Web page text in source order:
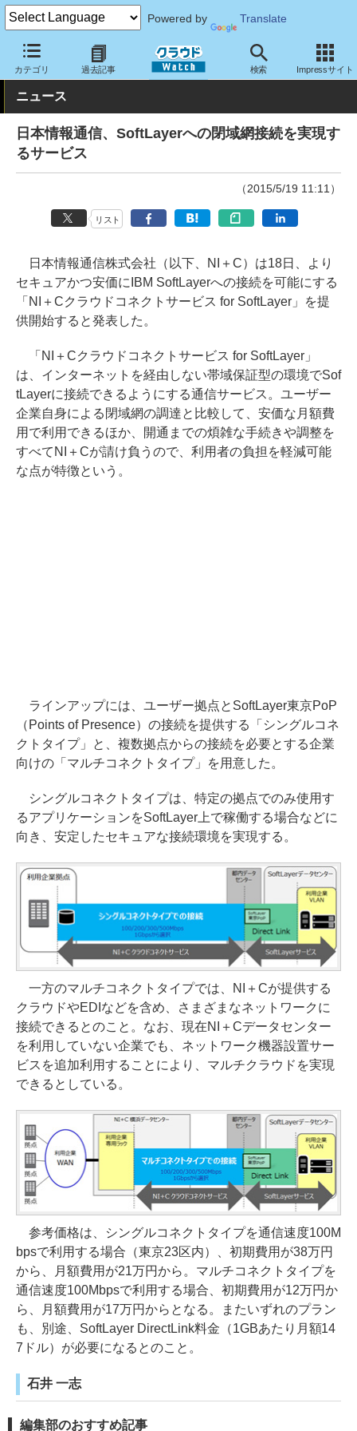
Powered by Translate
カテゴリ 過去記事 検索 Impressサイト
クラウド Watch ネットワーク 通信インフラ
ニュース
日本情報通信、SoftLayerへの閉域網接続を実現す
るサービス
（2015/5/19 11:11）
リスト
日本情報通信株式会社（以下、NI＋C）は18日、より
セキュアかつ安価にIBM SoftLayerへの接続を可能にする
「NI＋Cクラウドコネクトサービス for SoftLayer」を提
供開始すると発表した。
「NI＋Cクラウドコネクトサービス for SoftLayer」
は、インターネットを経由しない帯域保証型の環境でSof
tLayerに接続できるようにする通信サービス。ユーザー
企業自身による閉域網の調達と比較して、安価な月額費
用で利用できるほか、開通までの煩雑な手続きや調整を
すべてNI＋Cが請け負うので、利用者の負担を軽減可能
な点が特徴という。
ラインアップには、ユーザー拠点とSoftLayer東京PoP
（Points of Presence）の接続を提供する「シングルコネ
クトタイプ」と、複数拠点からの接続を必要とする企業
向けの「マルチコネクトタイプ」を用意した。
シングルコネクトタイプは、特定の拠点でのみ使用す
るアプリケーションをSoftLayer上で稼働する場合などに
向き、安定したセキュアな接続環境を実現する。
一方のマルチコネクトタイプでは、NI＋Cが提供する
クラウドやEDIなどを含め、さまざまなネットワークに
接続できるとのこと。なお、現在NI＋Cデータセンター
を利用していない企業でも、ネットワーク機器設置サー
ビスを追加利用することにより、マルチクラウドを実現
できるとしている。
参考価格は、シングルコネクトタイプを通信速度100M
bpsで利用する場合（東京23区内）、初期費用が38万円
から、月額費用が21万円から。マルチコネクトタイプを
通信速度100Mbpsで利用する場合、初期費用が12万円か
ら、月額費用が17万円からとなる。またいずれのプラン
も、別途、SoftLayer DirectLink料金（1GBあたり月額14
7ドル）が必要になるとのこと。
石井 一志
編集部のおすすめ記事